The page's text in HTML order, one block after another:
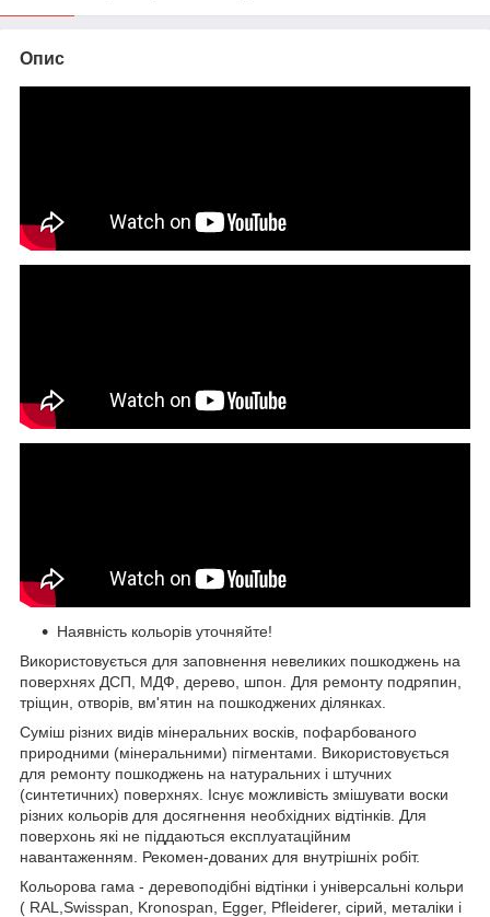
Опис
Наявність кольорів уточняйте!
Використовується для заповнення невеликих пошкоджень на
поверхнях ДСП, МДФ, дерево, шпон. Для ремонту подряпин,
тріщин, отворів, вм'ятин на пошкоджених ділянках.
Суміш різних видів мінеральних восків, пофарбованого
природними (мінеральними) пігментами. Використовується
для ремонту пошкоджень на натуральних і штучних
(синтетичних) поверхнях. Існує можливість змішувати воски
різних кольорів для досягнення необхідних відтінків. Для
поверхонь які не піддаються експлуатаційним
навантаженням. Рекомен-дованих для внутрішніх робіт.
Кольорова гама - деревоподібні відтінки і універсальні кольри
( RAL,Swisspan, Kronospan, Egger, Pfleiderer, сірий, металіки і